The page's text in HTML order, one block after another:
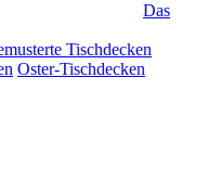
Das
Tischdecken
Oster-Tischdecken